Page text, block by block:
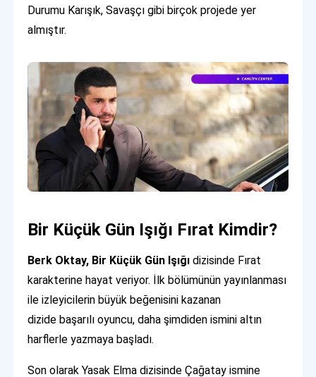
Durumu Karışık, Savaşçı gibi birçok projede yer
almıştır.
Bir Küçük Gün Işığı Fırat Kimdir?
Berk Oktay, Bir Küçük Gün Işığı dizisinde Fırat
karakterine hayat veriyor. İlk bölümünün yayınlanması
ile izleyicilerin büyük beğenisini kazanan
dizide başarılı oyuncu, daha şimdiden ismini altın
harflerle yazmaya başladı.
Son olarak Yasak Elma dizisinde Çağatay ismine